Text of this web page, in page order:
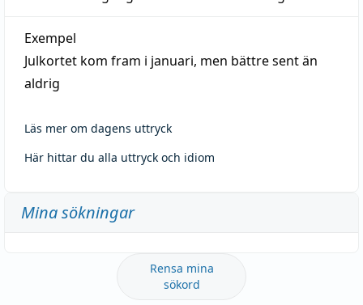
Exempel
Julkortet kom fram i januari, men bättre sent än
aldrig
Läs mer om dagens uttryck
Här hittar du alla uttryck och idiom
Mina sökningar
Rensa mina
sökord